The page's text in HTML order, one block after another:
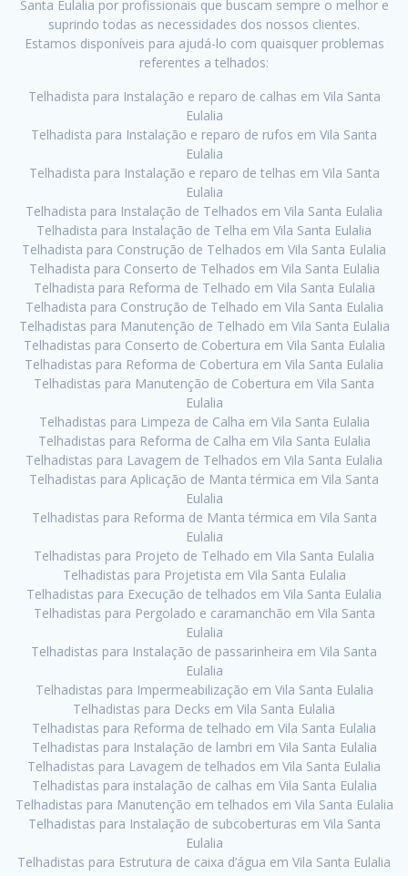
Santa Eulalia por profissionais que buscam sempre o melhor e
suprindo todas as necessidades dos nossos clientes.
Estamos disponíveis para ajudá-lo com quaisquer problemas
referentes a telhados:
Telhadista para Instalação e reparo de calhas em Vila Santa
Eulalia
Telhadista para Instalação e reparo de rufos em Vila Santa
Eulalia
Telhadista para Instalação e reparo de telhas em Vila Santa
Eulalia
Telhadista para Instalação de Telhados em Vila Santa Eulalia
Telhadista para Instalação de Telha em Vila Santa Eulalia
Telhadista para Construção de Telhados em Vila Santa Eulalia
Telhadista para Conserto de Telhados em Vila Santa Eulalia
Telhadista para Reforma de Telhado em Vila Santa Eulalia
Telhadista para Construção de Telhado em Vila Santa Eulalia
Telhadistas para Manutenção de Telhado em Vila Santa Eulalia
Telhadistas para Conserto de Cobertura em Vila Santa Eulalia
Telhadistas para Reforma de Cobertura em Vila Santa Eulalia
Telhadistas para Manutenção de Cobertura em Vila Santa
Eulalia
Telhadistas para Limpeza de Calha em Vila Santa Eulalia
Telhadistas para Reforma de Calha em Vila Santa Eulalia
Telhadistas para Lavagem de Telhados em Vila Santa Eulalia
Telhadistas para Aplicação de Manta térmica em Vila Santa
Eulalia
Telhadistas para Reforma de Manta térmica em Vila Santa
Eulalia
Telhadistas para Projeto de Telhado em Vila Santa Eulalia
Telhadistas para Projetista em Vila Santa Eulalia
Telhadistas para Execução de telhados em Vila Santa Eulalia
Telhadistas para Pergolado e caramanchão em Vila Santa
Eulalia
Telhadistas para Instalação de passarinheira em Vila Santa
Eulalia
Telhadistas para Impermeabilização em Vila Santa Eulalia
Telhadistas para Decks em Vila Santa Eulalia
Telhadistas para Reforma de telhado em Vila Santa Eulalia
Telhadistas para Instalação de lambri em Vila Santa Eulalia
Telhadistas para Lavagem de telhados em Vila Santa Eulalia
Telhadistas para instalação de calhas em Vila Santa Eulalia
Telhadistas para Manutenção em telhados em Vila Santa Eulalia
Telhadistas para Instalação de subcoberturas em Vila Santa
Eulalia
Telhadistas para Estrutura de caixa d’água em Vila Santa Eulalia